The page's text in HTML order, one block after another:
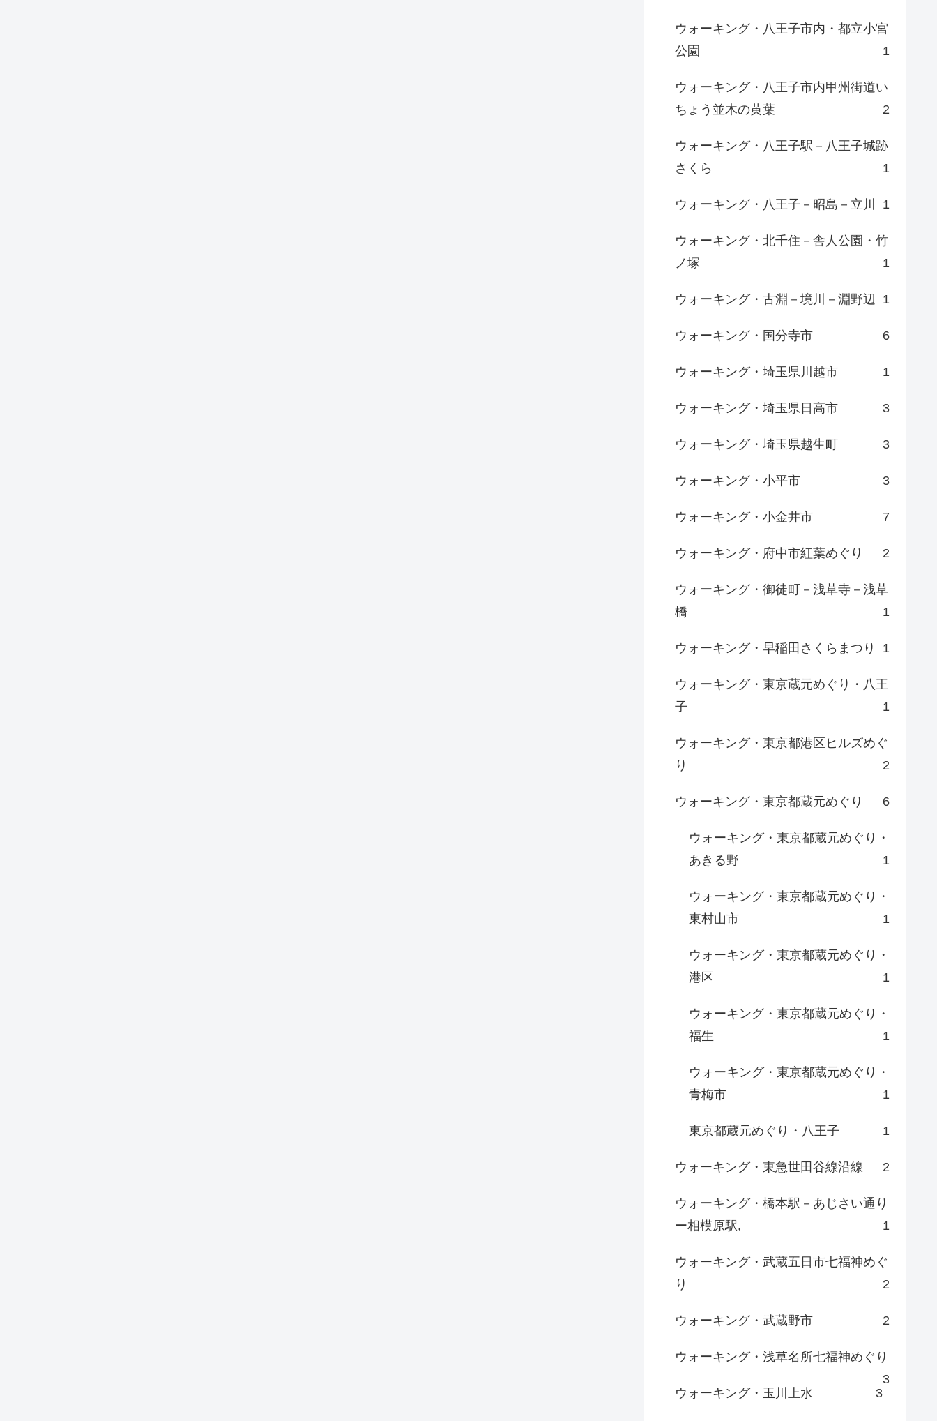
ウォーキング・八王子市内・都立小宮
公園
1
ウォーキング・八王子市内甲州街道い
ちょう並木の黄葉
2
ウォーキング・八王子駅－八王子城跡
さくら
1
ウォーキング・八王子－昭島－立川 1
ウォーキング・北千住－舎人公園・竹
ノ塚
1
ウォーキング・古淵－境川－淵野辺 1
ウォーキング・国分寺市 6
ウォーキング・埼玉県川越市 1
ウォーキング・埼玉県日高市 3
ウォーキング・埼玉県越生町 3
ウォーキング・小平市 3
ウォーキング・小金井市 7
ウォーキング・府中市紅葉めぐり 2
ウォーキング・御徒町－浅草寺－浅草
橋
1
ウォーキング・早稲田さくらまつり 1
ウォーキング・東京蔵元めぐり・八王
子
1
ウォーキング・東京都港区ヒルズめぐ
り
2
ウォーキング・東京都蔵元めぐり 6
ウォーキング・東京都蔵元めぐり・
あきる野
1
ウォーキング・東京都蔵元めぐり・
東村山市
1
ウォーキング・東京都蔵元めぐり・
港区
1
ウォーキング・東京都蔵元めぐり・
福生
1
ウォーキング・東京都蔵元めぐり・
青梅市
1
東京都蔵元めぐり・八王子 1
ウォーキング・東急世田谷線沿線 2
ウォーキング・橋本駅－あじさい通り
ー相模原駅,
1
ウォーキング・武蔵五日市七福神めぐ
り
2
ウォーキング・武蔵野市 2
ウォーキング・浅草名所七福神めぐり
3
ウォーキング・玉川上水
3